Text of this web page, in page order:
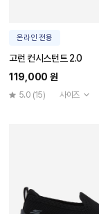
온라인 전용
고런 컨시스턴트 2.0
119,000 원
5.0 (15) 사이즈